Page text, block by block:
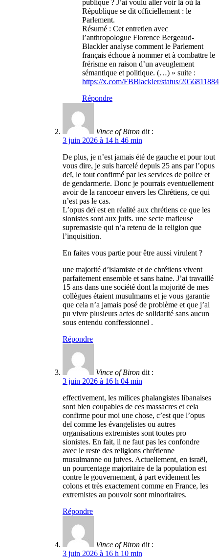
publique ? J’ai voulu aller voir là où la
République se dit officiellement : le
Parlement.
Résumé : Cet entretien avec
l’anthropologue Florence Bergeaud-
Blackler analyse comment le Parlement
français échoue à nommer et à combattre le
frérisme en raison d’un aveuglement
sémantique et politique. (…) » suite :
https://x.com/FBBlackler/status/
Répondre
Vince of Biron dit :
3 juin 2026 à 14 h 46 min
De plus, je n’est jamais été de gauche et pour tout
vous dire, je suis harcelé depuis 25 ans par l’opus
deï, le tout confirmé par les services de police et
de gendarmerie. Donc je pourrais eventuellement
avoir de la rancoeur envers les Chrétiens, ce qui
n’est pas le cas.
L’opus deï est en réalité aux chrétiens ce que les
sionistes sont aux juifs. une secte mafieuse
supremasiste qui n’a retenu de la religion que
l’inquisition.
En faites vous partie pour être aussi virulent ?
une majorité d’islamiste et de chrétiens vivent
parfaitement ensemble et sans haine. J’ai travaillé
15 ans dans une société dont la mojorité de mes
collègues étaient musulmams et je vous garantie
que cela n’a jamais posé de problème et que j’ai
pu vivre plusieurs actes de solidarité sans aucun
sous entendu conffessionnel .
Répondre
Vince of Biron dit :
3 juin 2026 à 16 h 04 min
effectivement, les milices phalangistes libanaises
sont bien coupables de ces massacres et cela
confirme pour moi une chose, c’est que l’opus
deï comme les évangelistes ou autres
organisations extremistes sont toutes pro
sionistes. En fait, il ne faut pas les confondre
avec le reste des religions chrétienne
musulmanne ou juives. Actuellement, en israël,
un pourcentage majoritaire de la population est
contre le gouvernement, à part evidement les
colons et très exactement comme en France, les
extremistes au pouvoir sont minoritaires.
Répondre
Vince of Biron dit :
3 juin 2026 à 16 h 10 min